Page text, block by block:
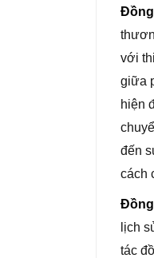
với
giữa
hiện
đến
cách
lịch
tác